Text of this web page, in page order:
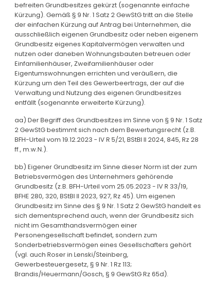
befreiten Grundbesitzes gekürzt (sogenannte einfache
Kürzung). Gemäß § 9 Nr. 1 Satz 2 GewStG tritt an die Stelle
der einfachen Kürzung auf Antrag bei Unternehmen, die
ausschließlich eigenen Grundbesitz oder neben eigenem
Grundbesitz eigenes Kapitalvermögen verwalten und
nutzen oder daneben Wohnungsbauten betreuen oder
Einfamilienhäuser, Zweifamilienhäuser oder
Eigentumswohnungen errichten und veräußern, die
Kürzung um den Teil des Gewerbeertrags, der auf die
Verwaltung und Nutzung des eigenen Grundbesitzes
entfällt (sogenannte erweiterte Kürzung).
aa) Der Begriff des Grundbesitzes im Sinne von § 9 Nr. 1 Satz
2 GewStG bestimmt sich nach dem Bewertungsrecht (z.B.
BFH-Urteil vom 19.12.2023 - IV R 5/21, BStBl II 2024, 845, Rz 28
ff., m.w.N.).
bb) Eigener Grundbesitz im Sinne dieser Norm ist der zum
Betriebsvermögen des Unternehmers gehörende
Grundbesitz (z.B. BFH-Urteil vom 25.05.2023 - IV R 33/19,
BFHE 280, 320, BStBl II 2023, 927, Rz 45). Um eigenen
Grundbesitz im Sinne des § 9 Nr. 1 Satz 2 GewStG handelt es
sich dementsprechend auch, wenn der Grundbesitz sich
nicht im Gesamthandsvermögen einer
Personengesellschaft befindet, sondern zum
Sonderbetriebsvermögen eines Gesellschafters gehört
(vgl. auch Roser in Lenski/Steinberg,
Gewerbesteuergesetz, § 9 Nr. 1 Rz 113;
Brandis/Heuermann/Gosch, § 9 GewStG Rz 65d).